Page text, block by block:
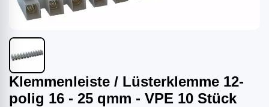
Klemmenleiste / Lüsterklemme 12-
polig 16 - 25 qmm - VPE 10 Stück